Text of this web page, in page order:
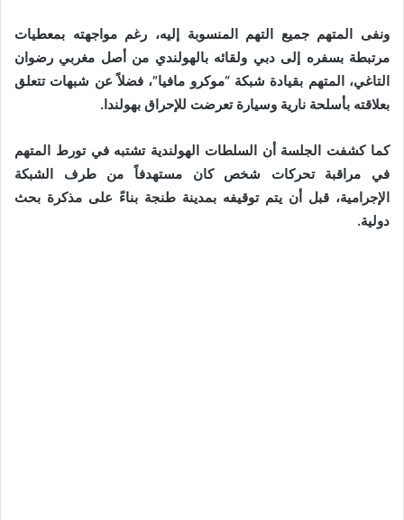
ونفى المتهم جميع التهم المنسوبة إليه، رغم مواجهته بمعطيات
مرتبطة بسفره إلى دبي ولقائه بالهولندي من أصل مغربي رضوان
التاغي، المتهم بقيادة شبكة “موكرو مافيا”، فضلاً عن شبهات تتعلق
بعلاقته بأسلحة نارية وسيارة تعرضت للإحراق بهولندا.
كما كشفت الجلسة أن السلطات الهولندية تشتبه في تورط المتهم
في مراقبة تحركات شخص كان مستهدفاً من طرف الشبكة
الإجرامية، قبل أن يتم توقيفه بمدينة طنجة بناءً على مذكرة بحث
دولية.